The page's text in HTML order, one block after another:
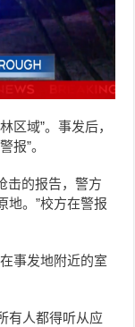
区域”。事发后，
报”。
击的报告，警方
地。”校方在警报
事发地附近的室
有人都得听从应